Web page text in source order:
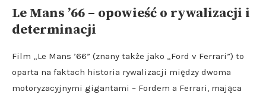
Le Mans ’66 – opowieść o rywalizacji i
determinacji
Film „Le Mans ’66” (znany także jako „Ford v Ferrari”) to
oparta na faktach historia rywalizacji między dwoma
motoryzacyjnymi gigantami – Fordem a Ferrari, mająca